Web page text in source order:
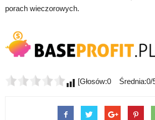
porach wieczorowych.
[Głosów:0 Średnia:0/